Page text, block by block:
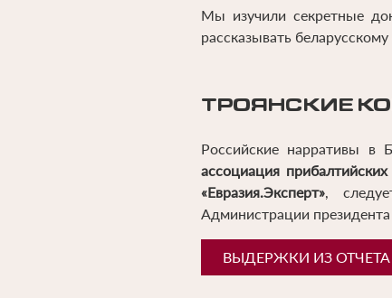
Мы изучили секретные
рассказывать
ТРОЯНСКИЕ
Российские нарративы в
ассоциация
«Евразия.Эксперт»,
Администрации
ВЫДЕРЖКИ ИЗ